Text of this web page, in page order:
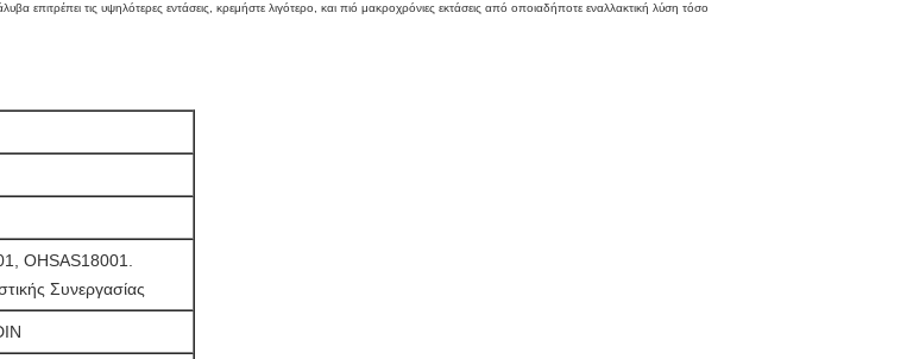
επιτρέπει τις υψηλότερες εντάσεις, κρεμήστε λιγότερο, και πιό μακροχρόνιες εκτάσεις από οποιαδήποτε εναλλακτική λύση τόσο
OHSAS18001.
Συνεργασίας